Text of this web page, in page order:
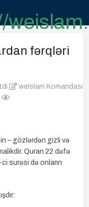
fərqləri
weIslam Komandası
– gözlərdən gizli və
Quran 22 dəfə
surəsi də onların